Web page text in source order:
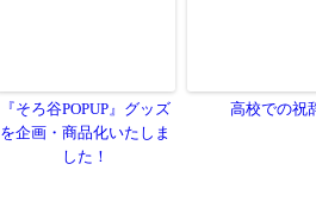
『そろ谷POPUP』グッズ
を企画・商品化いたしま
した！
高校での祝